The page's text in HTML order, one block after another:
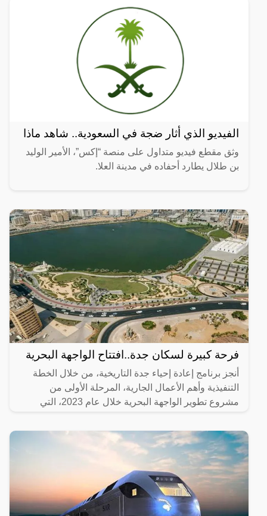
الفيديو الذي أثار ضجة في السعودية.. شاهد ماذا
وثق مقطع فيديو متداول على منصة “إكس”، الأمير الوليد
بن طلال يطارد أحفاده في مدينة العلا.
فرحة كبيرة لسكان جدة..افتتاح الواجهة البحرية
أنجز برنامج إعادة إحياء جدة التاريخية، من خلال الخطة
التنفيذية وأهم الأعمال الجارية، المرحلة الأولى من
مشروع تطوير الواجهة البحرية خلال عام 2023، التي